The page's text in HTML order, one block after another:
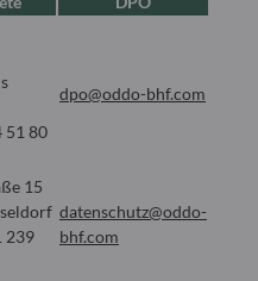
51 80
dpo@oddo-bhf.com
15
239
datenschutz@oddo-
bhf.com